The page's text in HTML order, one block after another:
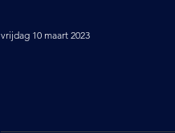
vrijdag 10 maart 2023